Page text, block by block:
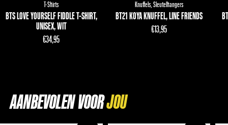
T-Shirts
BTS LOVE YOURSELF FIDDLE T-SHIRT,
UNISEX, WIT
€34,95
Knuffels, Sleutelhangers
BT21 KOYA KNUFFEL, LINE FRIENDS
€13,95
AANBEVOLEN VOOR